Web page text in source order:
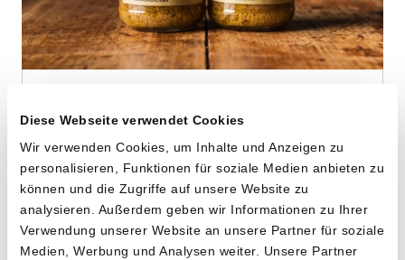
Diese Webseite verwendet Cookies
Wir verwenden Cookies, um Inhalte und Anzeigen zu
personalisieren, Funktionen für soziale Medien anbieten zu
können und die Zugriffe auf unsere Website zu
analysieren. Außerdem geben wir Informationen zu Ihrer
Verwendung unserer Website an unsere Partner für soziale
Medien, Werbung und Analysen weiter. Unsere Partner
von Cooperativa Valdibella aus Camporeale,
Sizilien
2 x 140g
CHF10.20
CHF3.64 pro 100g